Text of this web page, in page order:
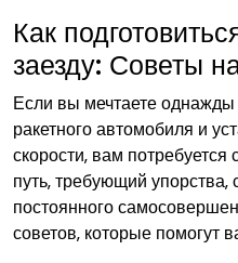
Как
заезду: Советы
Если вы мечтаете однажды
ракетного автомобиля и
скорости‚ вам
путь‚ требующий
постоянного
советов‚ которые помогут